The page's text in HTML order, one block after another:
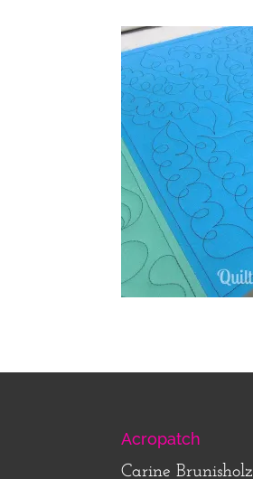
Acropatch
Carine Brunisholz